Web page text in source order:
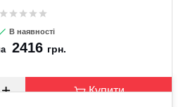
В наявності
2416 грн.
Купити